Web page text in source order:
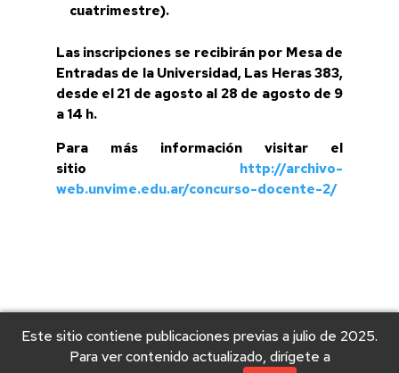
cuatrimestre).
Las inscripciones se recibirán por Mesa de
Entradas de la Universidad, Las Heras 383,
desde el 21 de agosto al 28 de agosto de 9
a 14 h.
Para más información visitar el
sitio http://archivo-
web.unvime.edu.ar/concurso-docente-2/
Este sitio contiene publicaciones previas a julio de 2025.
Para ver contenido actualizado, dirígete a